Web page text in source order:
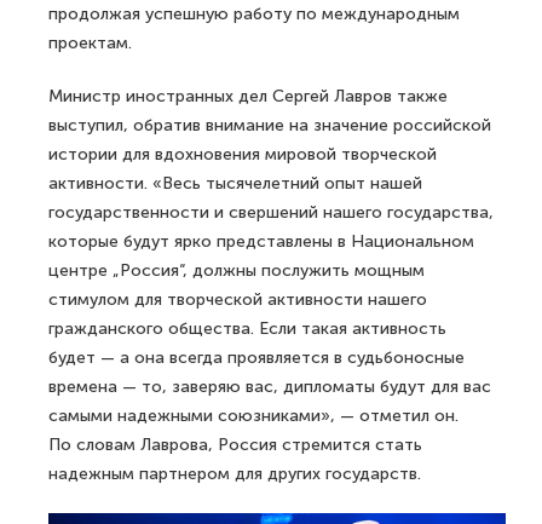
продолжая успешную работу по международным
проектам.
Министр иностранных дел Сергей Лавров также
выступил, обратив внимание на значение российской
истории для вдохновения мировой творческой
активности. «Весь тысячелетний опыт нашей
государственности и свершений нашего государства,
которые будут ярко представлены в Национальном
центре „Россия“, должны послужить мощным
стимулом для творческой активности нашего
гражданского общества. Если такая активность
будет — а она всегда проявляется в судьбоносные
времена — то, заверяю вас, дипломаты будут для вас
самыми надежными союзниками», — отметил он.
По словам Лаврова, Россия стремится стать
надежным партнером для других государств.